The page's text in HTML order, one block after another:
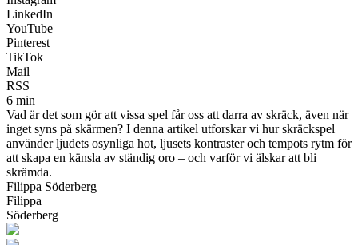
LinkedIn
YouTube
Pinterest
TikTok
Mail
RSS
6 min
Vad är det som gör att vissa spel får oss att darra av skräck, även när
inget syns på skärmen? I denna artikel utforskar vi hur skräckspel
använder ljudets osynliga hot, ljusets kontraster och tempots rytm för
att skapa en känsla av ständig oro – och varför vi älskar att bli
skrämda.
Filippa Söderberg
Filippa
Söderberg